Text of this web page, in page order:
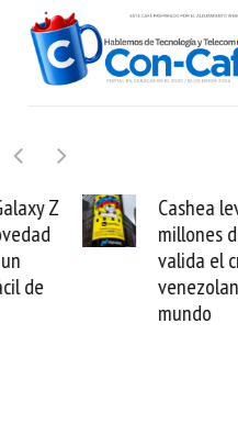
Cashea levanta 100
millones de dólares y
valida el crédito del
venezolano ante el